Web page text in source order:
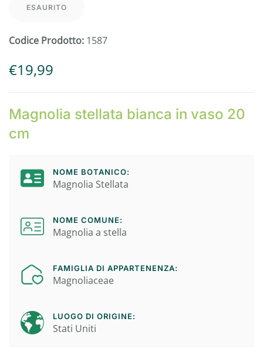
ESAURITO
Codice Prodotto: 1587
€19,99
Magnolia stellata bianca in vaso 20
cm
NOME BOTANICO:
Magnolia Stellata
NOME COMUNE:
Magnolia a stella
FAMIGLIA DI APPARTENENZA:
Magnoliaceae
LUOGO DI ORIGINE:
Stati Uniti